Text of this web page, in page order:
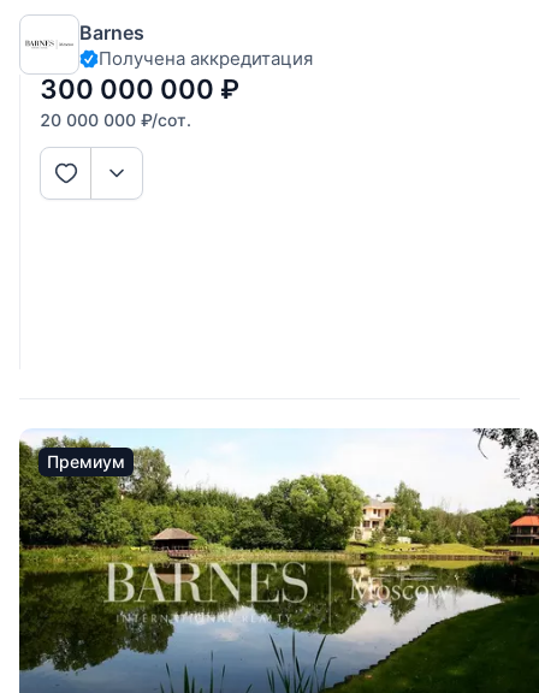
дорогу. В старой части Николино.
Barnes
Получена аккредитация
300 000 000 ₽
20 000 000 ₽/сот.
Премиум